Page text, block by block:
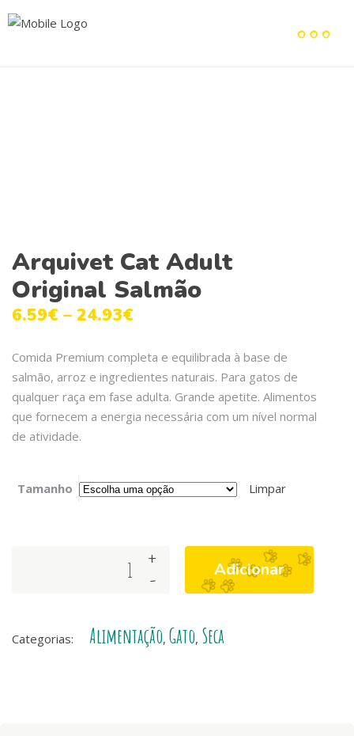
Arquivet Cat Adult
Original Salmão
6.59€ – 24.93€
Comida Premium completa e equilibrada à base de
salmão, arroz e ingredientes naturais. Para gatos de
qualquer raça em fase adulta. Grande apetite. Alimentos
que fornecem a energia necessária com um nível normal
de atividade.
Tamanho Limpar
Salmão
-
+ Adicionar
Categorias: Alimentação, Gato, Seca